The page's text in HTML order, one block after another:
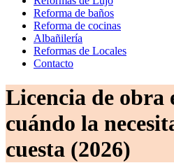
Reforma de baños
Reforma de cocinas
Albañilería
Reformas de Locales
Contacto
Licencia de obra
cuándo la
cuesta (2026)